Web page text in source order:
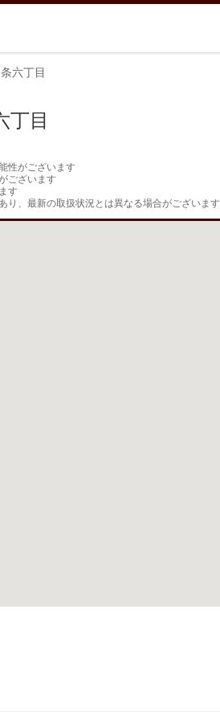
六丁目
丁目
性がございます
ございます
す
り、最新の取扱状況とは異なる場合がございます